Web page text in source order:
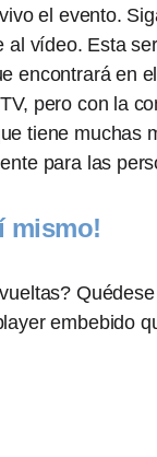
el evento.
al vídeo. Esta
encontrará en
pero con la
tiene muchas
para las
mismo!
embebido